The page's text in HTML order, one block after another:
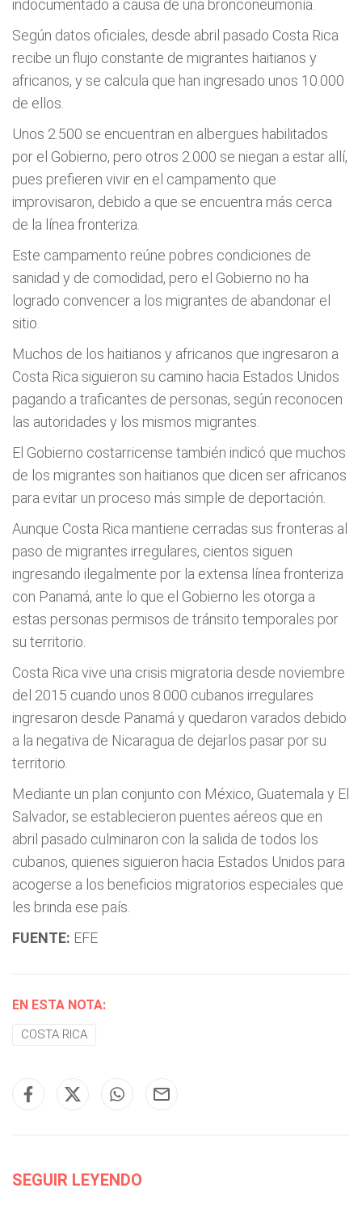
indocumentado a causa de una bronconeumonía.
Según datos oficiales, desde abril pasado Costa Rica
recibe un flujo constante de migrantes haitianos y
africanos, y se calcula que han ingresado unos 10.000
de ellos.
Unos 2.500 se encuentran en albergues habilitados
por el Gobierno, pero otros 2.000 se niegan a estar allí,
pues prefieren vivir en el campamento que
improvisaron, debido a que se encuentra más cerca
de la línea fronteriza.
Este campamento reúne pobres condiciones de
sanidad y de comodidad, pero el Gobierno no ha
logrado convencer a los migrantes de abandonar el
sitio.
Muchos de los haitianos y africanos que ingresaron a
Costa Rica siguieron su camino hacia Estados Unidos
pagando a traficantes de personas, según reconocen
las autoridades y los mismos migrantes.
El Gobierno costarricense también indicó que muchos
de los migrantes son haitianos que dicen ser africanos
para evitar un proceso más simple de deportación.
Aunque Costa Rica mantiene cerradas sus fronteras al
paso de migrantes irregulares, cientos siguen
ingresando ilegalmente por la extensa línea fronteriza
con Panamá, ante lo que el Gobierno les otorga a
estas personas permisos de tránsito temporales por
su territorio.
Costa Rica vive una crisis migratoria desde noviembre
del 2015 cuando unos 8.000 cubanos irregulares
ingresaron desde Panamá y quedaron varados debido
a la negativa de Nicaragua de dejarlos pasar por su
territorio.
Mediante un plan conjunto con México, Guatemala y El
Salvador, se establecieron puentes aéreos que en
abril pasado culminaron con la salida de todos los
cubanos, quienes siguieron hacia Estados Unidos para
acogerse a los beneficios migratorios especiales que
les brinda ese país.
FUENTE: EFE
EN ESTA NOTA:
COSTA RICA
SEGUIR LEYENDO